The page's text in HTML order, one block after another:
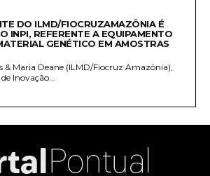
DO ILMD/FIOCRUZAMAZÔNIA É
INPI, REFERENTE A EQUIPAMENTO
GENÉTICO EM AMOSTRAS
& Maria Deane (ILMD/Fiocruz Amazônia),
Inovação...